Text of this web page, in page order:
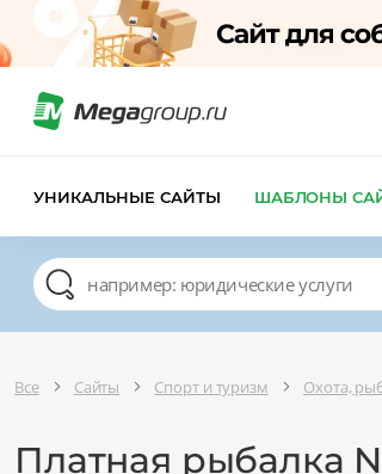
УНИКАЛЬНЫЕ САЙТЫ ШАБЛОНЫ
Все Сайты Спорт и туризм Охота,
Платная рыбалка